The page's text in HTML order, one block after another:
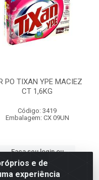
PO TIXAN YPE MACIEZ
CT 1,6KG
Código: 3419
Embalagem: CX 09UN
Faça seu login ou
cadastre-se para
ver preços e
comprar
e de
experiência